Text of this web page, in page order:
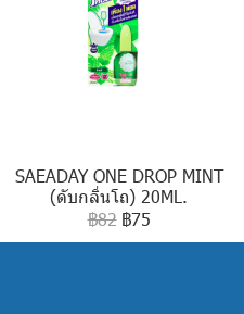
SAEADAY ONE DROP MINT
(ดับกลิ่นโถ) 20ML.
฿82 ฿75